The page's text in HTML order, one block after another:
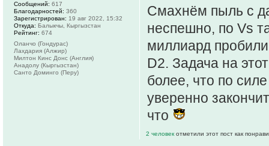
Смахнём пыль с
неспешно, по Vs
миллиард
D2. Задача на
более, что по
уверенно
что
2 человек отметили этот пост как
Сообщений: 617
Благодарностей: 360
Зарегистрирован: 19 авг 2022, 15:32
Откуда: Балыкчы, Кыргызстан
Рейтинг: 674
Оланчо (Гондурас)
Лахдария (Алжир)
Милтон Кинс Донс (Англия)
Анадолу (Кыргызстан)
Санто Доминго (Перу)